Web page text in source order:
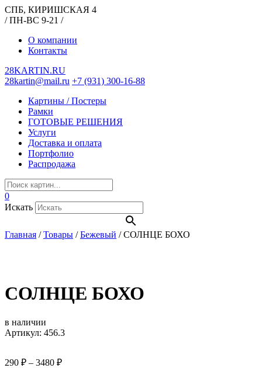
СПБ, КИРИШСКАЯ 4
/ ПН-ВС 9-21 /
О компании
Контакты
28KARTIN.RU
28kartin@mail.ru +7 (931) 300-16-88
Картины / Постеры
Рамки
ГОТОВЫЕ РЕШЕНИЯ
Услуги
Доставка и оплата
Портфолио
Распродажа
0
Искать
Главная /Товары /Бежевый /СОЛНЦЕ БОХО
СОЛНЦЕ БОХО
в наличии
Артикул: 456.3
290 ₽ – 3480 ₽